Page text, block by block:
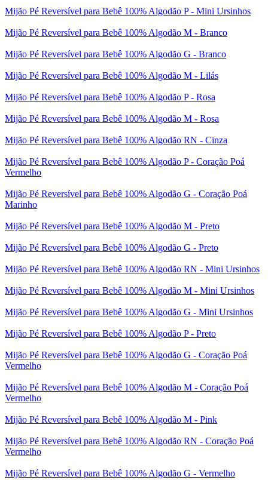
Mijão Pé Reversível para Bebê 100% Algodão P - Mini Ursinhos
Mijão Pé Reversível para Bebê 100% Algodão M - Branco
Mijão Pé Reversível para Bebê 100% Algodão G - Branco
Mijão Pé Reversível para Bebê 100% Algodão M - Lilás
Mijão Pé Reversível para Bebê 100% Algodão P - Rosa
Mijão Pé Reversível para Bebê 100% Algodão M - Rosa
Mijão Pé Reversível para Bebê 100% Algodão RN - Cinza
Mijão Pé Reversível para Bebê 100% Algodão P - Coração Poá
Vermelho
Mijão Pé Reversível para Bebê 100% Algodão G - Coração Poá
Marinho
Mijão Pé Reversível para Bebê 100% Algodão M - Preto
Mijão Pé Reversível para Bebê 100% Algodão G - Preto
Mijão Pé Reversível para Bebê 100% Algodão RN - Mini Ursinhos
Mijão Pé Reversível para Bebê 100% Algodão M - Mini Ursinhos
Mijão Pé Reversível para Bebê 100% Algodão G - Mini Ursinhos
Mijão Pé Reversível para Bebê 100% Algodão P - Preto
Mijão Pé Reversível para Bebê 100% Algodão G - Coração Poá
Vermelho
Mijão Pé Reversível para Bebê 100% Algodão M - Coração Poá
Vermelho
Mijão Pé Reversível para Bebê 100% Algodão M - Pink
Mijão Pé Reversível para Bebê 100% Algodão RN - Coração Poá
Vermelho
Mijão Pé Reversível para Bebê 100% Algodão G - Vermelho